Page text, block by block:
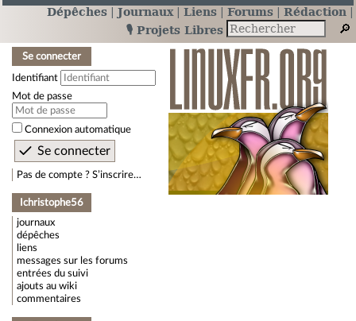
Dépêches Journaux Liens Forums
Rédaction
🎙️ Projets Libres
Se connecter
Identifiant
Mot de passe
Connexion automatique
Pas de compte ? S’inscrire…
Ichristophe56
journaux
dépêches
liens
messages sur les forums
entrées du suivi
ajouts au wiki
commentaires